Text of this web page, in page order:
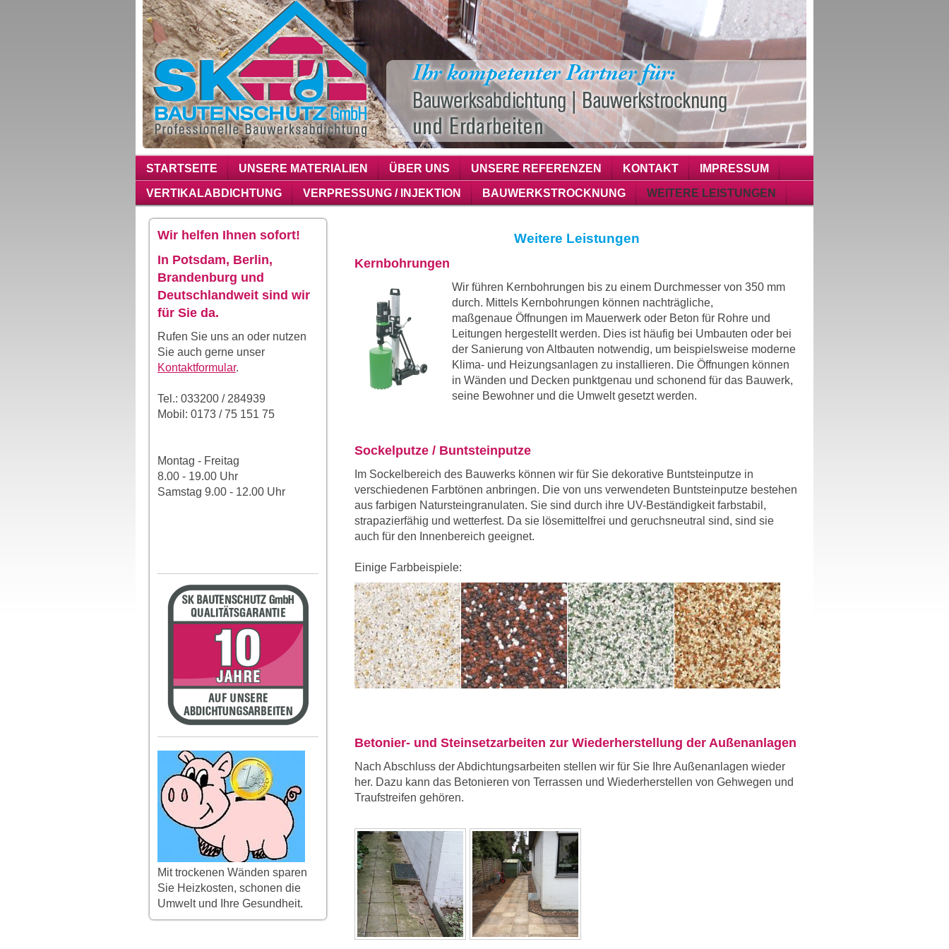
STARTSEITE UNSERE MATERIALIEN ÜBER UNS UNSERE REFERENZEN KONTAKT IMPRESSUM
VERTIKALABDICHTUNG VERPRESSUNG / INJEKTION BAUWERKSTROCKNUNG WEITERE LEISTUNGEN
Wir helfen Ihnen sofort!
In Potsdam, Berlin,
Brandenburg und
Deutschlandweit sind wir
für Sie da.
Rufen Sie uns an oder nutzen
Sie auch gerne unser
Kontaktformular.
Tel.: 033200 / 284939
Mobil: 0173 / 75 151 75
Montag - Freitag
8.00 - 19.00 Uhr
Samstag 9.00 - 12.00 Uhr
Mit trockenen Wänden sparen
Sie Heizkosten, schonen die
Umwelt und Ihre Gesundheit.
Weitere Leistungen
Kernbohrungen
Wir führen Kernbohrungen bis zu einem Durchmesser von 350 mm
durch. Mittels Kernbohrungen können nachträgliche,
maßgenaue Öffnungen im Mauerwerk oder Beton für Rohre und
Leitungen hergestellt werden. Dies ist häufig bei Umbauten oder bei
der Sanierung von Altbauten notwendig, um beispielsweise moderne
Klima- und Heizungsanlagen zu installieren. Die Öffnungen können
in Wänden und Decken punktgenau und schonend für das Bauwerk,
seine Bewohner und die Umwelt gesetzt werden.
Sockelputze / Buntsteinputze
Im Sockelbereich des Bauwerks können wir für Sie dekorative Buntsteinputze in
verschiedenen Farbtönen anbringen. Die von uns verwendeten Buntsteinputze bestehen
aus farbigen Natursteingranulaten. Sie sind durch ihre UV-Beständigkeit farbstabil,
strapazierfähig und wetterfest. Da sie lösemittelfrei und geruchsneutral sind, sind sie
auch für den Innenbereich geeignet.
Einige Farbbeispiele:
Betonier- und Steinsetzarbeiten zur Wiederherstellung der Außenanlagen
Nach Abschluss der Abdichtungsarbeiten stellen wir für Sie Ihre Außenanlagen wieder
her. Dazu kann das Betonieren von Terrassen und Wiederherstellen von Gehwegen und
Traufstreifen gehören.